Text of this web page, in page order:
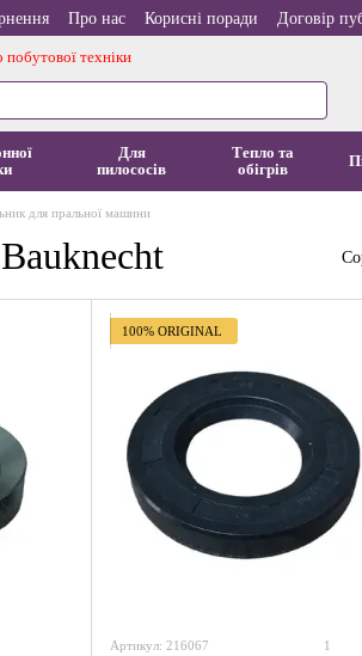
Про нас Корисні поради Договір
побутової техніки
Для
пилососів
Тепло та
обігрів
для пральної машини
100% ORIGINAL
Артикул: 216067 1